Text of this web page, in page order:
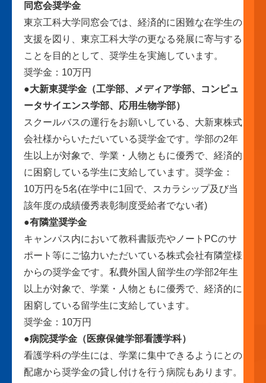
同窓会奨学金
東京工科大学同窓会では、経済的に困難な在学生の
支援を図り、東京工科大学の更なる発展に寄与する
ことを目的として、奨学生を実施しています。
奨学金：10万円
●大新東奨学金（工学部、メディア学部、コンピュ
ータサイエンス学部、応用生物学部）
スクールバスの運行をお願いしている、大新東株式
会社様からいただいている奨学金です。学部の2年
生以上が対象で、学業・人物ともに優秀で、経済的
に困窮している学生に支給しています。奨学金：
10万円を5名(在学中に1回で、スカラシップ及び当
該年度の成績優秀表彰制度受給者でない者)
●有隣堂奨学金
キャンパス内において教科書販売やノートPCのサ
ポート等にご協力いただいている株式会社有隣堂様
からの奨学金です。私費外国人留学生の学部2年生
以上が対象で、学業・人物ともに優秀で、経済的に
困窮している留学生に支給しています。
奨学金：10万円
●病院奨学金（医療保健学部看護学科）
看護学科の学生には、学業に集中できるようにとの
配慮から奨学金の貸し付けを行う病院もあります。